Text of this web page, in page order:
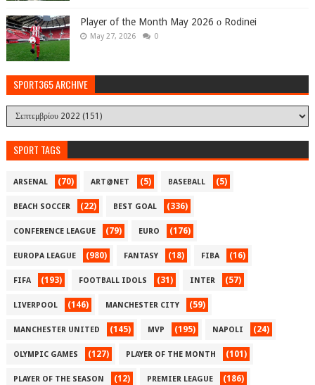
Player of the Month May 2026 ο Rodinei
May 27, 2026 0
SPORT365 ARCHIVE
SPORT TAGS
ARSENAL (70) ART@NET (5) BASEBALL (5)
BEACH SOCCER (22) BEST GOAL (336)
CONFERENCE LEAGUE (79) EURO (176)
EUROPA LEAGUE (980) FANTASY (18) FIBA (16)
FIFA (193) FOOTBALL IDOLS (31) INTER (57)
LIVERPOOL (146) MANCHESTER CITY (59)
MANCHESTER UNITED (145) MVP (195) NAPOLI (24)
OLYMPIC GAMES (127) PLAYER OF THE MONTH (101)
PLAYER OF THE SEASON (12) PREMIER LEAGUE (186)